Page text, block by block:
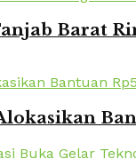
Barat